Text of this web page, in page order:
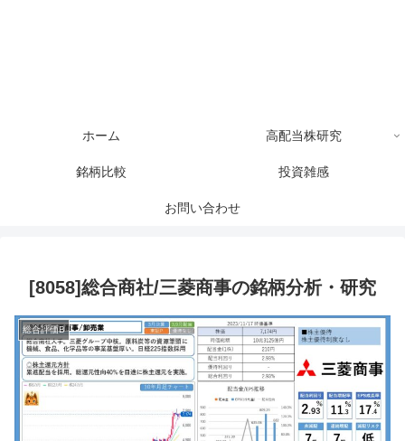
ホーム 高配当株研究
銘柄比較 投資雑感
お問い合わせ
[8058]総合商社/三菱商事の銘柄分析・研究
総合評価B